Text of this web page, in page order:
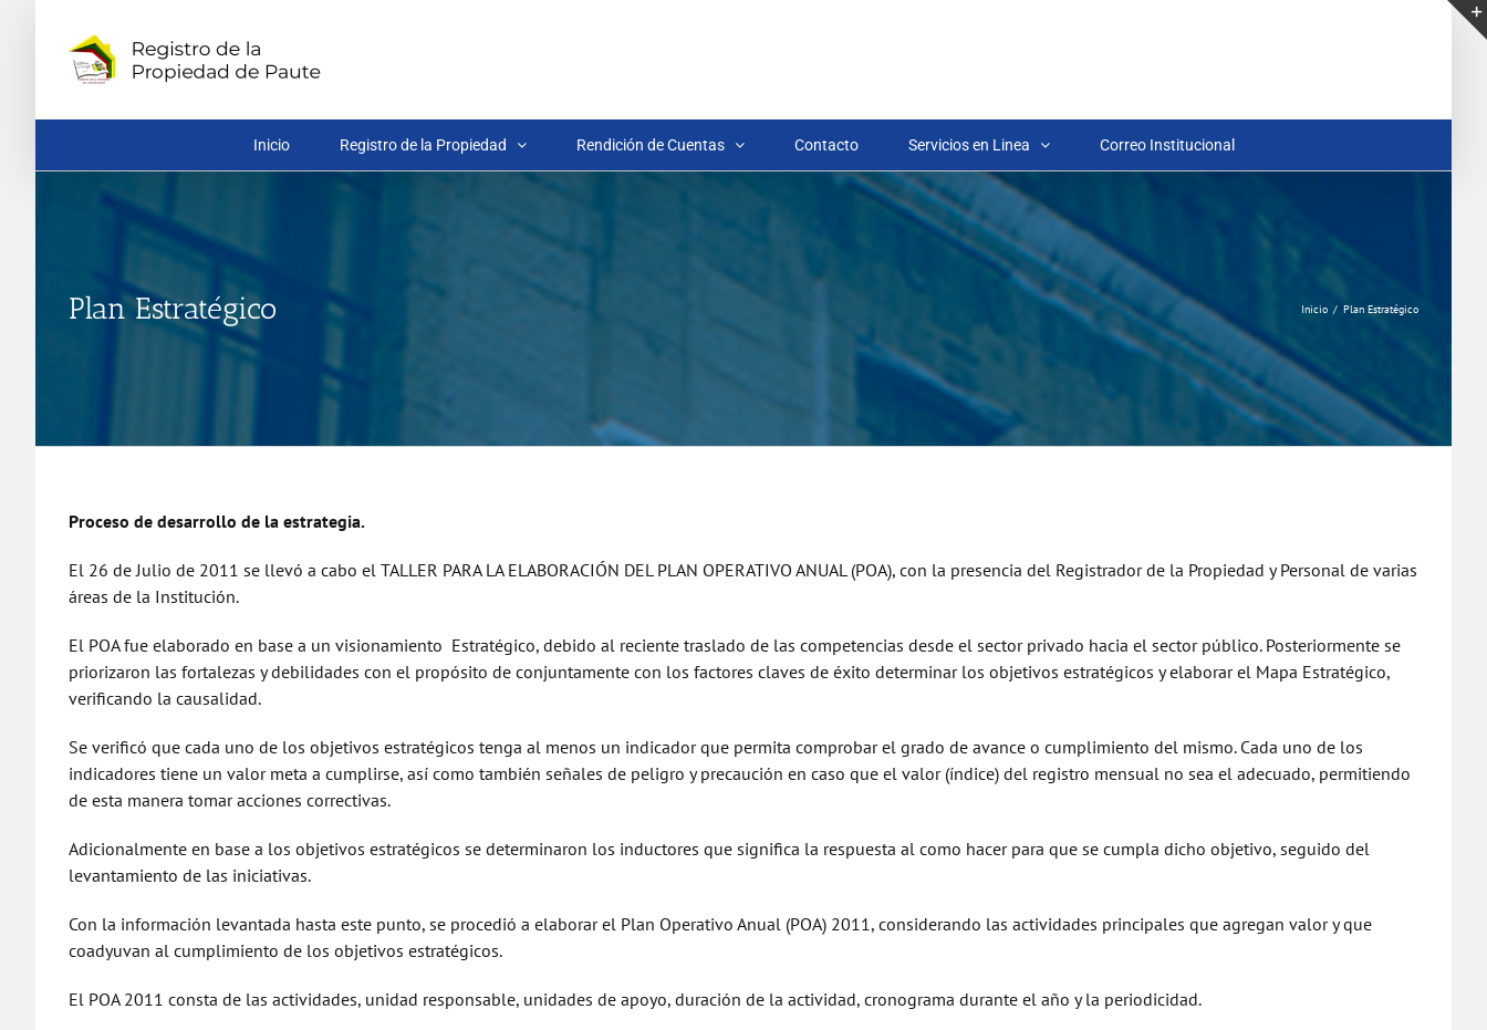
contenido
Inicio Registro de la Propiedad Rendición de Cuentas Contacto Servicios en Linea Correo Institucional
Plan Estratégico Inicio Plan Estratégico
Proceso de desarrollo de la estrategia.
El 26 de Julio de 2011 se llevó a cabo el TALLER PARA LA ELABORACIÓN DEL PLAN OPERATIVO ANUAL (POA), con la presencia del Registrador de la Propiedad y Personal de varias
áreas de la Institución.
El POA fue elaborado en base a un visionamiento Estratégico, debido al reciente traslado de las competencias desde el sector privado hacia el sector público. Posteriormente se
priorizaron las fortalezas y debilidades con el propósito de conjuntamente con los factores claves de éxito determinar los objetivos estratégicos y elaborar el Mapa Estratégico,
verificando la causalidad.
Se verificó que cada uno de los objetivos estratégicos tenga al menos un indicador que permita comprobar el grado de avance o cumplimiento del mismo. Cada uno de los
indicadores tiene un valor meta a cumplirse, así como también señales de peligro y precaución en caso que el valor (índice) del registro mensual no sea el adecuado, permitiendo
de esta manera tomar acciones correctivas.
Adicionalmente en base a los objetivos estratégicos se determinaron los inductores que significa la respuesta al como hacer para que se cumpla dicho objetivo, seguido del
levantamiento de las iniciativas.
Con la información levantada hasta este punto, se procedió a elaborar el Plan Operativo Anual (POA) 2011, considerando las actividades principales que agregan valor y que
coadyuvan al cumplimiento de los objetivos estratégicos.
El POA 2011 consta de las actividades, unidad responsable, unidades de apoyo, duración de la actividad, cronograma durante el año y la periodicidad.